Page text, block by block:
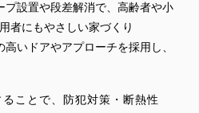
プ設置や段差解消で、高齢者や小
者にもやさしい家づくり
いドアやアプローチを採用し、
ことで、防犯対策・断熱性